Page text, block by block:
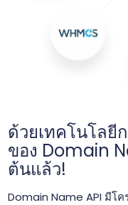
ด้วยเทคโนโลยี
ของ Domain
ต้นแล้ว!
Domain Name API มีโค